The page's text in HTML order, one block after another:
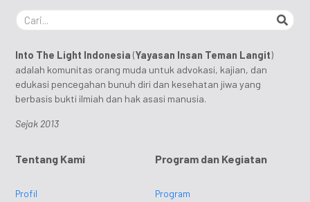
Into The Light Indonesia (Yayasan Insan Teman Langit)
adalah komunitas orang muda untuk advokasi, kajian, dan
edukasi pencegahan bunuh diri dan kesehatan jiwa yang
berbasis bukti ilmiah dan hak asasi manusia.
Sejak 2013
Tentang Kami
Profil
Program dan Kegiatan
Program